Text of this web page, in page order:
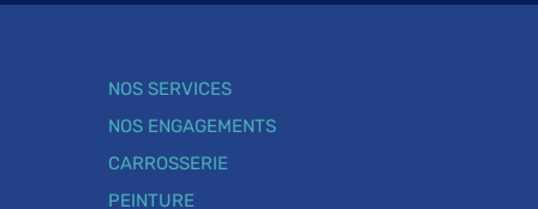
NOS SERVICES
NOS ENGAGEMENTS
CARROSSERIE
PEINTURE